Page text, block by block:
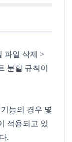
파일 삭제 >
분할 규칙이
능의 경우 몇
적용되고 있
.